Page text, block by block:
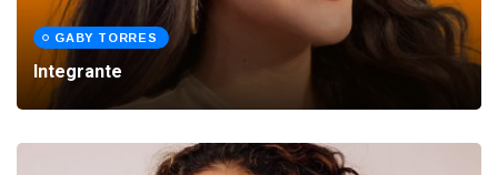
GABY TORRES
Integrante